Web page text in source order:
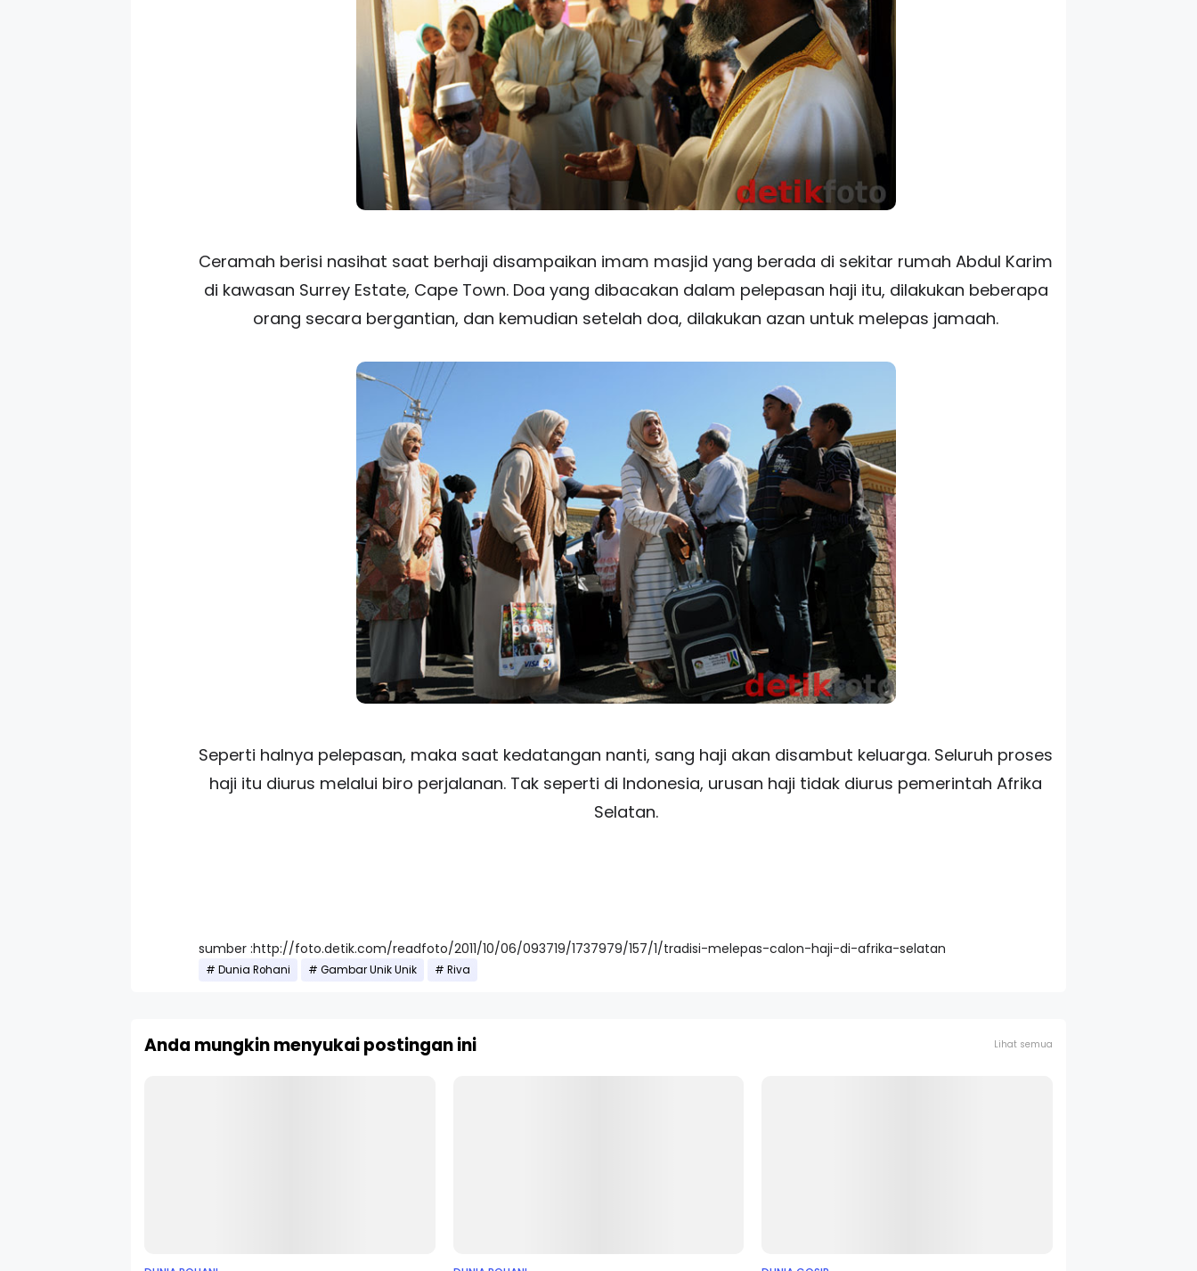
Ceramah berisi nasihat saat berhaji disampaikan imam masjid yang berada di sekitar rumah Abdul Karim
di kawasan Surrey Estate, Cape Town. Doa yang dibacakan dalam pelepasan haji itu, dilakukan beberapa
orang secara bergantian, dan kemudian setelah doa, dilakukan azan untuk melepas jamaah.
Seperti halnya pelepasan, maka saat kedatangan nanti, sang haji akan disambut keluarga. Seluruh proses
haji itu diurus melalui biro perjalanan. Tak seperti di Indonesia, urusan haji tidak diurus pemerintah Afrika
Selatan.
sumber :http://foto.detik.com/readfoto/2011/10/06/093719/1737979/157/1/tradisi-melepas-calon-haji-di-afrika-selatan
Dunia Rohani Gambar Unik Unik Riva
Anda mungkin menyukai postingan ini Lihat semua